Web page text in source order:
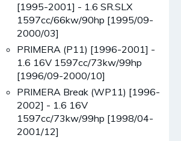
[1995-2001] - 1.6 SR.SLX
1597cc/66kw/90hp [1995/09-
2000/03]
PRIMERA (P11) [1996-2001] -
1.6 16V 1597cc/73kw/99hp
[1996/09-2000/10]
PRIMERA Break (WP11) [1996-
2002] - 1.6 16V
1597cc/73kw/99hp [1998/04-
2001/12]